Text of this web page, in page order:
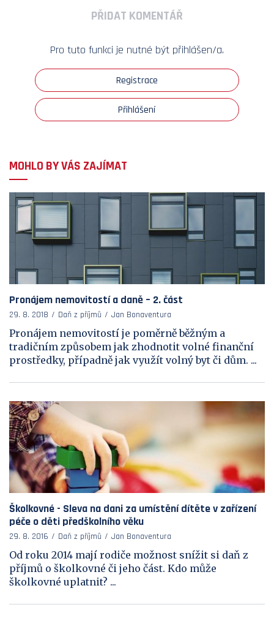
PŘIDAT KOMENTÁŘ
Pro tuto funkci je nutné být přihlášen/a.
Registrace
Přihlášení
MOHLO BY VÁS ZAJÍMAT
Pronájem nemovitostí a daně – 2. část
29. 8. 2018 Daň z příjmů Jan Bonaventura
Pronájem nemovitostí je poměrně běžným a
tradičním způsobem jak zhodnotit volné finanční
prostředky, případně jak využít volný byt či dům. ...
Školkovné - Sleva na dani za umístění dítěte v zařízení
péče o děti předškolního věku
29. 8. 2016 Daň z příjmů Jan Bonaventura
Od roku 2014 mají rodiče možnost snížit si daň z
příjmů o školkovné či jeho část. Kdo může
školkovné uplatnit? ...